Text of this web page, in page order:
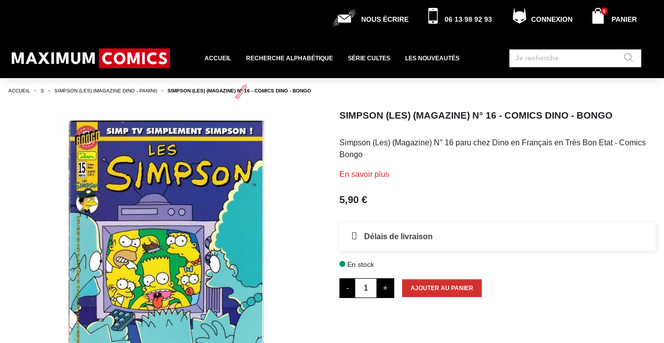
NOUS ÉCRIRE 06 13 98 92 93 CONNEXION PANIER
0
ACCUEIL RECHERCHE ALPHABÉTIQUE SÉRIE CULTES LES NOUVEAUTÉS
ACCUEIL S SIMPSON (LES) (MAGAZINE DINO - PANINI) SIMPSON (LES) (MAGAZINE) N° 16 - COMICS DINO - BONGO
SIMPSON (LES) (MAGAZINE) N° 16 - COMICS DINO - BONGO
Simpson (Les) (Magazine) N° 16 paru chez Dino en Français en Très Bon Etat - Comics
Bongo
En savoir plus
5,90 €
Délais de livraison
En stock
- + AJOUTER AU PANIER